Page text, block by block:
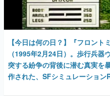
【今日は何の日？】『フロン
（1995年2月24日）。歩行兵
突する紛争の背後に潜む真実を
作された、SFシミュレーション